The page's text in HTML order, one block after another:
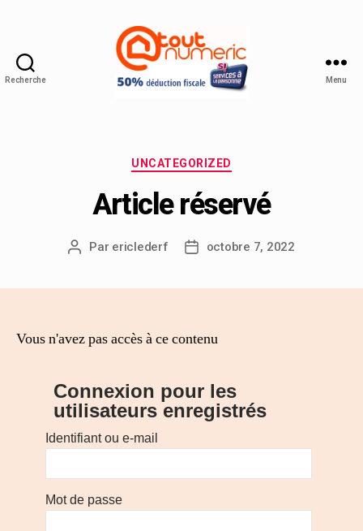
Recherche Menu
UNCATEGORIZED
Article réservé
Par ericlederf octobre 7, 2022
Vous n'avez pas accès à ce contenu
Connexion pour les
utilisateurs enregistrés
Identifiant ou e-mail
Mot de passe